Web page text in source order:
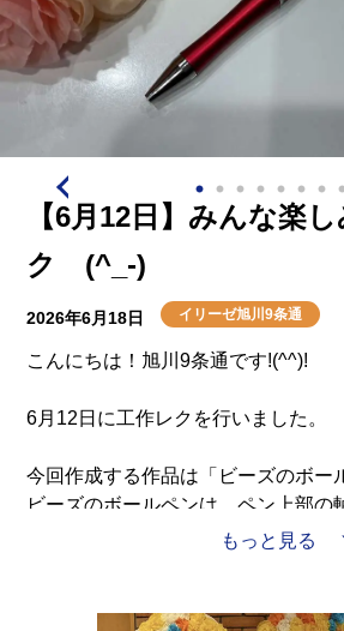
【6月12日】みんな楽
ク (^_-)
2026年6月18日 イリーゼ旭川9条通
こんにちは！旭川9条通です!(^^)!
6月12日に工作レクを行いました。
今回作成する作品は「ビーズのボー
ビーズのボールペンは、ペン上部の
パーツを通して、自分好みにカスタ
す。(^^♪
もっと見る